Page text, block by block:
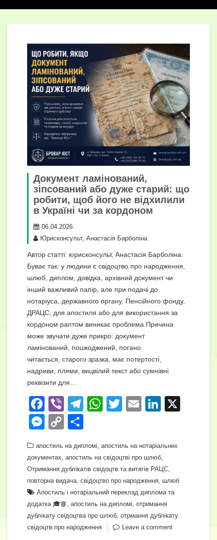
Документ ламінований,
зіпсований або дуже старий: що
робити, щоб його не відхилили
в Україні чи за кордоном
06.04.2026
Юрисконсульт, Анастасія Барболіна
Автор статті: юрисконсульт, Анастасія Барболіна.
Буває так: у людини є свідоцтво про народження,
шлюб, диплом, довідка, архівний документ чи
інший важливий папір, але при подачі до
нотаріуса, державного органу, Пенсійного фонду,
ДРАЦС, для апостиля або для використання за
кордоном раптом виникає проблема.Причина
може звучати дуже прикро: документ
ламінований, пошкоджений, погано
читається, старого зразка, має потертості,
надриви, плями, вицвілий текст або сумнівні
реквізити для…
F
a
c
e
b
o
o
k
Vi
b
er
T
gr
a
m
W
s
A
p
p
T
er
E
Li
e
dI
n
M
ss
e
n
g
er
C
p
y
Li
n
k
ді
л
и
т
и
с
апостиль на дипломі апостиль на нотаріальних
документах апостиль на свідоцтві про шлюб
Отримання дублікатів свідоцтв та витягів РАЦС
повторна видача свідоцтво про народження шлюб
Апостиль і нотаріальний переклад диплома та
додатка 🎓📘
апостиль на дипломі отримання
дублікату свідоцтва про шлюб отрмання дублікату
свідоцтв про народження
Leave a comment